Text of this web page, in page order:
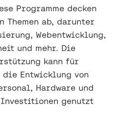
Programme decken
Themen ab, darunter
Webentwicklung,
und mehr. Die
kann für
Entwicklung von
Hardware und
genutzt